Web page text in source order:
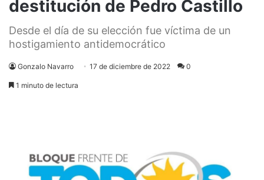
destitución de Pedro Castillo
Desde el día de su elección fue víctima de un
hostigamiento antidemocrático
Gonzalo Navarro 17 de diciembre de 2022 0
1 minuto de lectura